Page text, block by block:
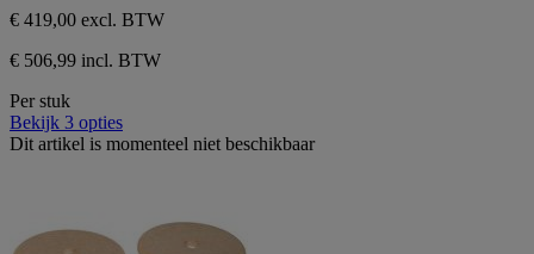
€ 419,00 excl. BTW
€ 506,99 incl. BTW
Per stuk
Bekijk 3 opties
Dit artikel is momenteel niet beschikbaar